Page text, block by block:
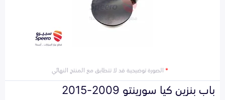
*الصورة توضيحية قد لا تتطابق مع المنتج النهائي
باب بنزين كيا سورينتو 2009-2015